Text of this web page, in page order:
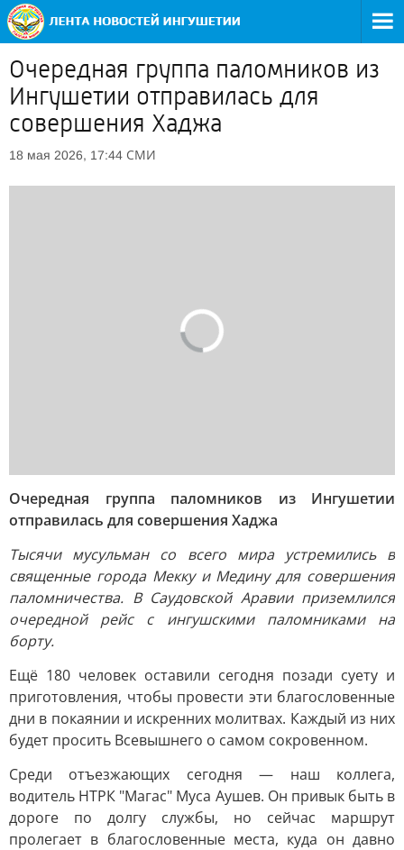
Очередная группа паломников из
Ингушетии отправилась для
совершения Хаджа
18 мая 2026, 17:44 СМИ
Очередная группа паломников из Ингушетии
отправилась для совершения Хаджа
Тысячи мусульман со всего мира устремились в
священные города Мекку и Медину для совершения
паломничества. В Саудовской Аравии приземлился
очередной рейс с ингушскими паломниками на
борту.
Ещё 180 человек оставили сегодня позади суету и
приготовления, чтобы провести эти благословенные
дни в покаянии и искренних молитвах. Каждый из них
будет просить Всевышнего о самом сокровенном.
Среди отъезжающих сегодня — наш коллега,
водитель НТРК "Магас" Муса Аушев. Он привык быть в
дороге по долгу службы, но сейчас маршрут
пролегает в благословенные места, куда он давно